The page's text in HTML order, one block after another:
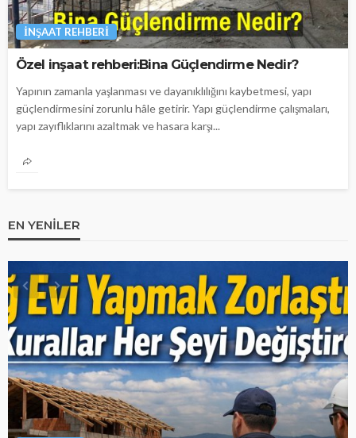
İNŞAAT REHBERI
Özel inşaat rehberi:Bina Güçlendirme Nedir?
Yapının zamanla yaşlanması ve dayanıklılığını kaybetmesi, yapı
güçlendirmesini zorunlu hâle getirir. Yapı güçlendirme çalışmaları,
yapı zayıflıklarını azaltmak ve hasara karşı...
EN YENILER